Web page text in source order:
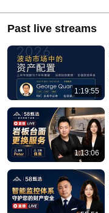
Past live streams
1:19:55
1:13:06